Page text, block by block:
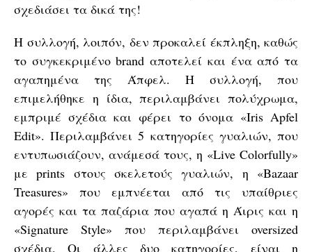
σχεδιάσει τα δικά της!
Η συλλογή, λοιπόν, δεν προκαλεί έκπληξη, καθώς
το συγκεκριμένο brand αποτελεί και ένα από τα
αγαπημένα της Άπφελ. Η συλλογή, που
επιμελήθηκε η ίδια, περιλαμβάνει πολύχρωμα,
εμπριμέ σχέδια και φέρει το όνομα «Iris Apfel
Edit». Περιλαμβάνει 5 κατηγορίες γυαλιών, που
εντυπωσιάζουν, ανάμεσά τους, η «Live Colorfully»
με prints στους σκελετούς γυαλιών, η «Bazaar
Treasures» που εμπνέεται από τις υπαίθριες
αγορές και τα παζάρια που αγαπά η Άιρις και η
«Signature Style» που περιλαμβάνει oversized
σχέδια. Οι άλλες δυο κατηγορίες, είναι η